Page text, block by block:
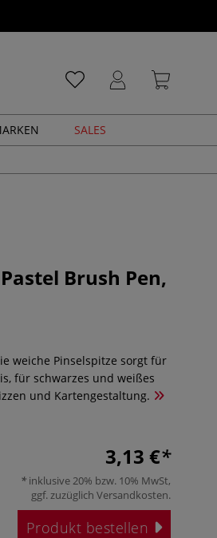
SALES
Brush Pen,
weiche Pinselspitze sorgt für
für schwarzes und weißes
und Kartengestaltung.
3,13 €
inklusive 20% bzw. 10% MwSt,
ggf. zuzüglich Versandkosten.
Produkt bestellen